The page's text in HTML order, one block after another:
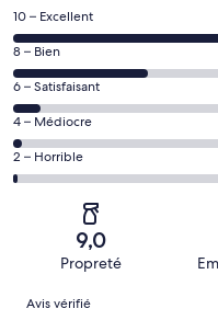
Note
des
voyageurs
de 10
(Excellent),
d’après 283 avis
sur 460.
10 – Excellent
Note
des
voyageurs
de 8
(Bien),
d’après 134 avis
8 – Bien
Note
des
voyageurs
de 6
(Satisfaisant),
d’après 28 avis
6 – Satisfaisant
Note
des
voyageurs
(Médiocre),
d’après 10 avis
sur 460.
4 – Médiocre
Note
des
voyageurs
(Horrible),
d’après 5 avis
sur 460.
2 – Horrible
9,0
Propreté
Avis
Avis vérifié